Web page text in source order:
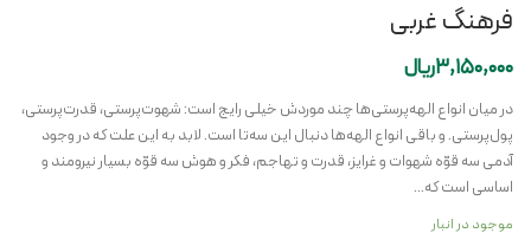
فرهنگ غربی
3,150,000ریال
در میان انواع الهه‌پرستی‌ها چند موردش خیلی رایج است: شهوت‌پرستی، قدرت‌پرستی،
پول‌پرستی. و باقی انواع الهه‌ها دنبال این سه‌تا است. لابد به این علت که در وجود
آدمی سه قوّه شهوات و غرایز، قدرت و تهاجم، فکر و هوش سه قوّه بسیار نیرومند و
اساسی است که…
موجود در انبار